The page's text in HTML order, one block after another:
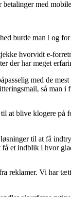
med
burde man i og
hvorvidt e-
der har meget
med de
så man
at blive klogere på
til at få
et indblik i hvor
reklamer. Vi har